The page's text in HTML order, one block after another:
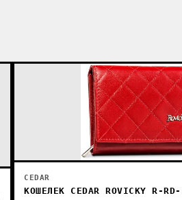
CEDAR
КОШЕЛЕК CEDAR ROVICKY R-